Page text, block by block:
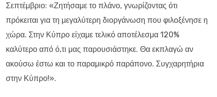
Σεπτέμβριο: «Ζητήσαμε το πλάνο, γνωρίζοντας ότι
πρόκειται για τη μεγαλύτερη διοργάνωση που φιλοξένησε η
χώρα. Στην Κύπρο είχαμε τελικό αποτέλεσμα 120%
καλύτερο από ό,τι μας παρουσιάστηκε. Θα εκπλαγώ αν
ακούσω έστω και το παραμικρό παράπονο. Συγχαρητήρια
στην Κύπρο!».